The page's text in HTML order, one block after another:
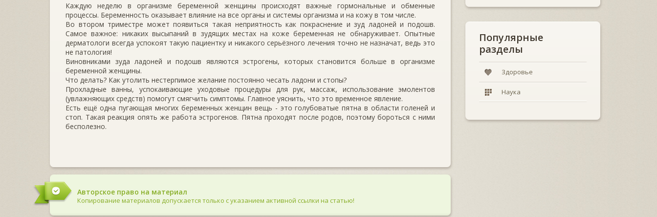
Каждую неделю в организме беременной женщины происходят важные гормональные и обменные
процессы. Беременность оказывает влияние на все органы и системы организма и на кожу в том числе.
Во втором триместре может появиться такая неприятность как покраснение и зуд ладоней и подошв.
Самое важное: никаких высыпаний в зудящих местах на коже беременная не обнаруживает. Опытные
дерматологи всегда успокоят такую пациентку и никакого серьёзного лечения точно не назначат, ведь это
не патология!
Виновниками зуда ладоней и подошв являются эстрогены, которых становится больше в организме
беременной женщины.
Что делать? Как утолить нестерпимое желание постоянно чесать ладони и стопы?
Прохладные ванны, успокаивающие уходовые процедуры для рук, массаж, использование эмолентов
(увлажняющих средств) помогут смягчить симптомы. Главное уяснить, что это временное явление.
Есть ещё одна пугающая многих беременных женщин вещь - это голубоватые пятна в области голеней и
стоп. Такая реакция опять же работа эстрогенов. Пятна проходят после родов, поэтому бороться с ними
бесполезно.
Авторское право на материал
Копирование материалов допускается только с указанием активной ссылки на статью!
Популярные
разделы
Здоровье
Наука